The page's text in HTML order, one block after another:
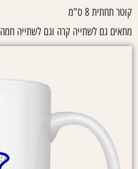
קוטר תחתית 8 ס"מ
מתאים גם לשתייה קרה וגם לשתייה חמה